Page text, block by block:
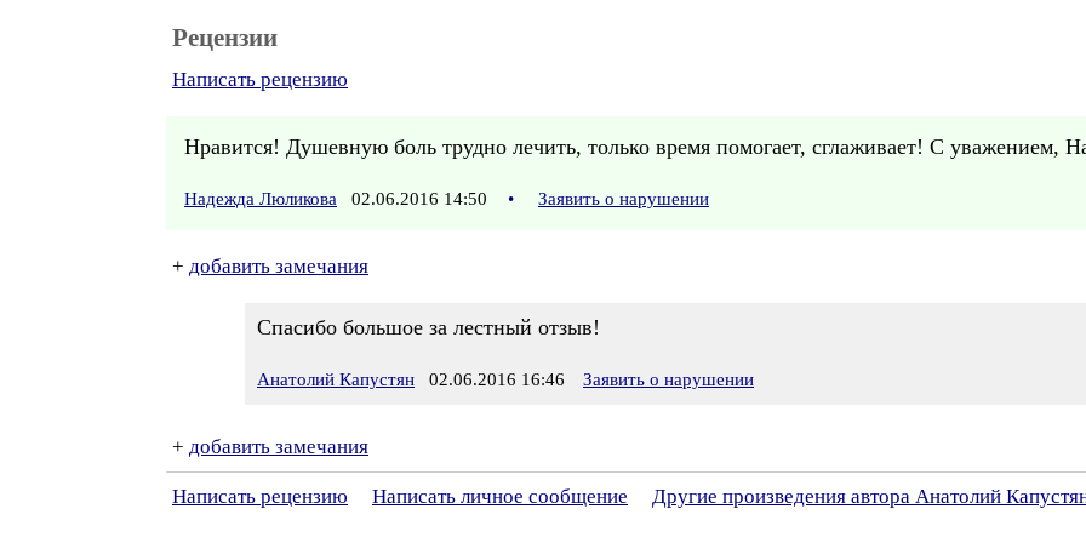
Рецензии
Написать рецензию
Нравится! Душевную боль трудно лечить, только время помогает, сглаживает! С уважением,
Надежда Люликова 02.06.2016 14:50 • Заявить о нарушении
+ добавить замечания
Спасибо большое за лестный отзыв!
Анатолий Капустян 02.06.2016 16:46 Заявить о нарушении
+ добавить замечания
Написать рецензию Написать личное сообщение Другие произведения автора Анатолий